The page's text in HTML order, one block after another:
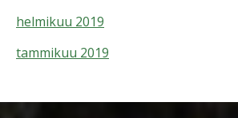
helmikuu 2019
tammikuu 2019